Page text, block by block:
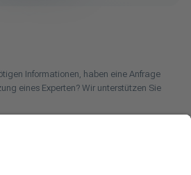
Informationen, haben eine Anfrage
eines Experten? Wir unterstützen Sie